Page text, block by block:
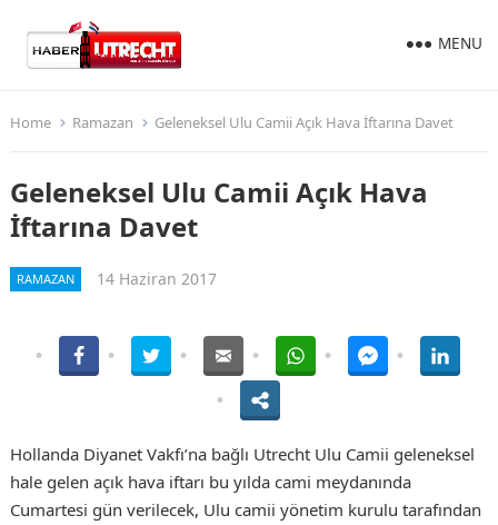
MENU
Home Ramazan Geleneksel Ulu Camii Açık Hava İftarına Davet
Geleneksel Ulu Camii Açık Hava
İftarına Davet
RAMAZAN 14 Haziran 2017
Hollanda Diyanet Vakfı’na bağlı Utrecht Ulu Camii geleneksel
hale gelen açık hava iftarı bu yılda cami meydanında
Cumartesi gün verilecek, Ulu camii yönetim kurulu tarafından